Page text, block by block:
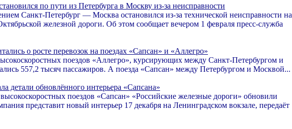
по пути из Петербурга в Москву из-за неисправности
Санкт-Петербург — Москва остановился из-за технической неисправности на
железной дороги. Об этом сообщает вечером 1 февраля пресс-служба
о росте перевозок на поездах «Сапсан» и «Аллегро»
поездов «Аллегро», курсирующих между Санкт-Петербургом и
557,2 тысяч пассажиров. А поезда «Сапсан» между Петербургом и Москвой...
детали обновлённого интерьера «Сапсана»
поездов «Сапсан» «Российские железные дороги» обновили
представит новый интерьер 17 декабря на Ленинградском вокзале, передаёт